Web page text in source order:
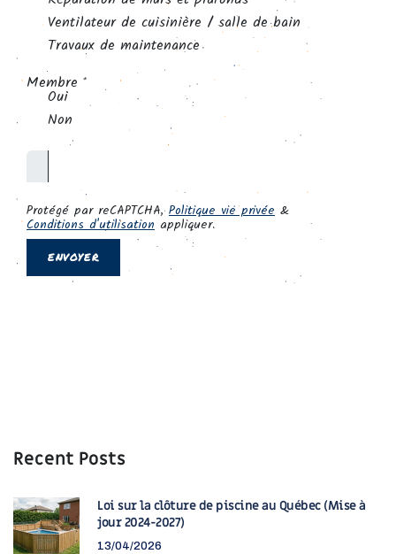
Recent Posts
Loi sur la clôture de piscine au Québec (Mise à
jour 2024-2027)
13/04/2026